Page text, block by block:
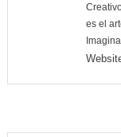
es el